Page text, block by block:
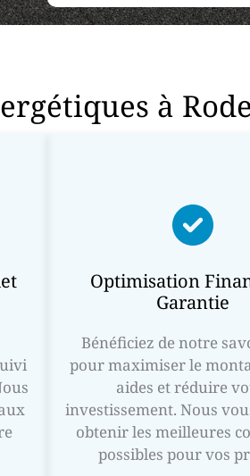
à
Optimisation
Garantie
Bénéficiez de notre
pour maximiser le
aides et réduire
investissement. Nous
obtenir les meilleures
possibles pour vos